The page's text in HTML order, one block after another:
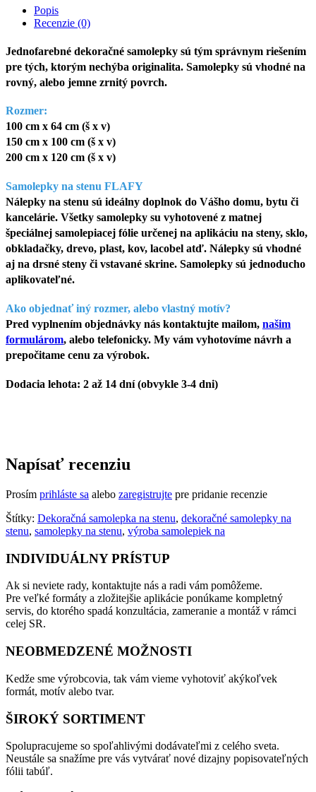
Popis
Recenzie (0)
Jednofarebné dekoračné samolepky sú tým správnym riešením
pre tých, ktorým nechýba originalita. Samolepky sú vhodné na
rovný, alebo jemne zrnitý povrch.
Rozmer:
100 cm x 64 cm (š x v)
150 cm x 100 cm (š x v)
200 cm x 120 cm (š x v)
Samolepky na stenu FLAFY
Nálepky na stenu sú ideálny doplnok do Vášho domu, bytu či
kancelárie. Všetky samolepky su vyhotovené z matnej
špeciálnej samolepiacej fólie určenej na aplikáciu na steny, sklo,
obkladačky, drevo, plast, kov, lacobel atď. Nálepky sú vhodné
aj na drsné steny či vstavané skrine. Samolepky sú jednoducho
aplikovateľné.
Ako objednať iný rozmer, alebo vlastný motív?
Pred vyplnením objednávky nás kontaktujte mailom, našim
formulárom, alebo telefonicky. My vám vyhotovíme návrh a
prepočitame cenu za výrobok.
Dodacia lehota: 2 až 14 dní (obvykle 3-4 dni)
Napísať recenziu
Prosím prihláste sa alebo zaregistrujte pre pridanie recenzie
Štítky: Dekoračná samolepka na stenu, dekoračné samolepky na
stenu, samolepky na stenu, výroba samolepiek na
INDIVIDUÁLNY PRÍSTUP
Ak si neviete rady, kontaktujte nás a radi vám pomôžeme.
Pre veľké formáty a zložitejšie aplikácie ponúkame kompletný
servis, do ktorého spadá konzultácia, zameranie a montáž v rámci
celej SR.
NEOBMEDZENÉ MOŽNOSTI
Kedže sme výrobcovia, tak vám vieme vyhotoviť akýkoľvek
formát, motív alebo tvar.
ŠIROKÝ SORTIMENT
Spolupracujeme so spoľahlivými dodávateľmi z celého sveta.
Neustále sa snažíme pre vás vytvárať nové dizajny popisovateľných
fólii tabúľ.